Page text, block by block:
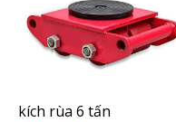
kích rùa 6 tấn